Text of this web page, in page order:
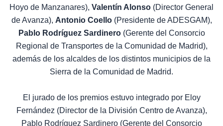
Hoyo de Manzanares), Valentín Alonso (Director General
de Avanza), Antonio Coello(Presidente de ADESGAM),
Pablo Rodríguez Sardinero(Gerente del Consorcio
Regional de Transportes de la Comunidad de Madrid),
además de los alcaldes de los distintos municipios de la
Sierra de la Comunidad de Madrid.
El jurado de los premios estuvo integrado por Eloy
Fernández (Director de la División Centro de Avanza),
Pablo Rodríguez Sardinero (Gerente del Consorcio